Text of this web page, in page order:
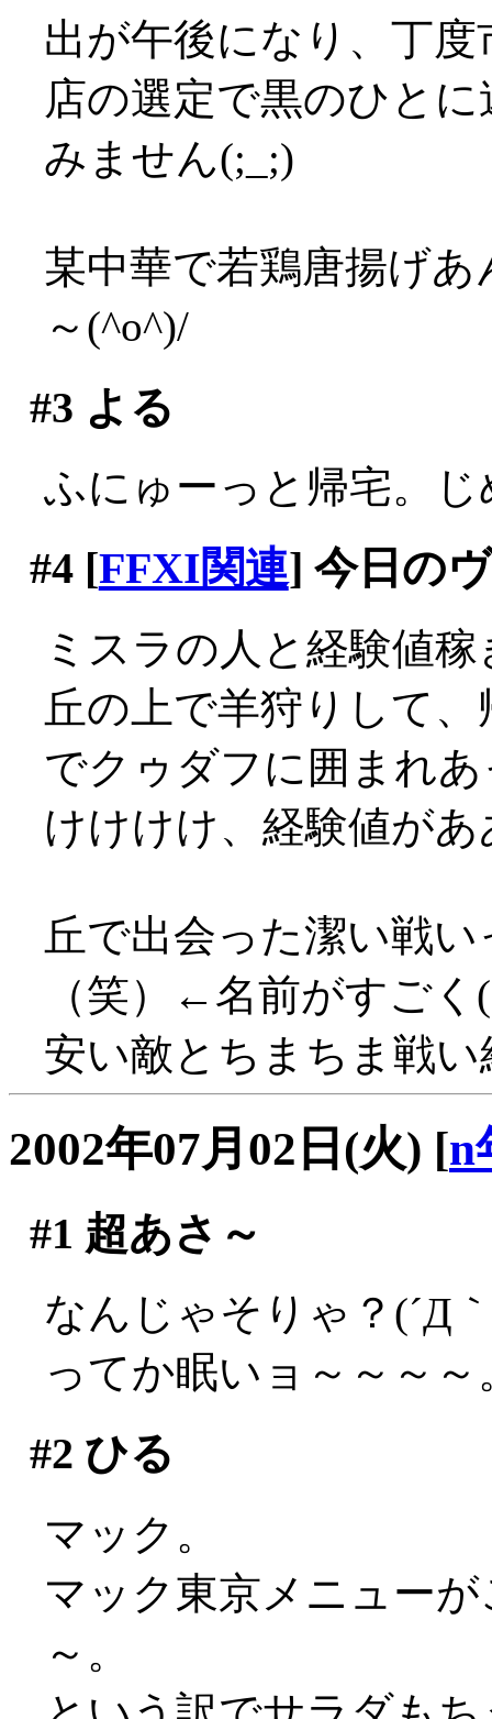
出が午後になり、丁
店の選定で黒のひと
みません(;_;)
某中華で若鶏唐揚げ
～(^o^)/
#3 よる
ふにゅーっと帰宅。
#4[FFXI関連] 今日の
ミスラの人と経験値稼
丘の上で羊狩りして
でクゥダフに囲まれ
けけけけ、経験値が
丘で出会った潔い戦
（笑）←名前がすご
安い敵とちまちま戦
2002年07月02日(火) [n
#1 超あさ～
なんじゃそりゃ？(´Д
ってか眠いョ～～～～
#2 ひる
マック。
マック東京メニュー
～。